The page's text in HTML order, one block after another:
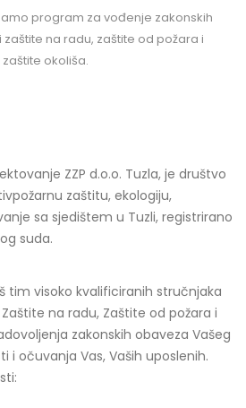
program za vođenje zakonskih
na radu, zaštite od požara i
zaštite okoliša.
ZZP d.o.o. Tuzla, je društvo
zaštitu, ekologiju,
sa sjedištem u Tuzli, registrirano
suda.
tim visoko kvalificiranih stručnjaka
na radu, Zaštite od požara i
zakonskih obaveza Vašeg
i očuvanja Vas, Vaših uposlenih.